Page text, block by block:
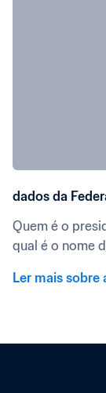
dados da
Quem é o
qual é o nome
Ler mais sobre